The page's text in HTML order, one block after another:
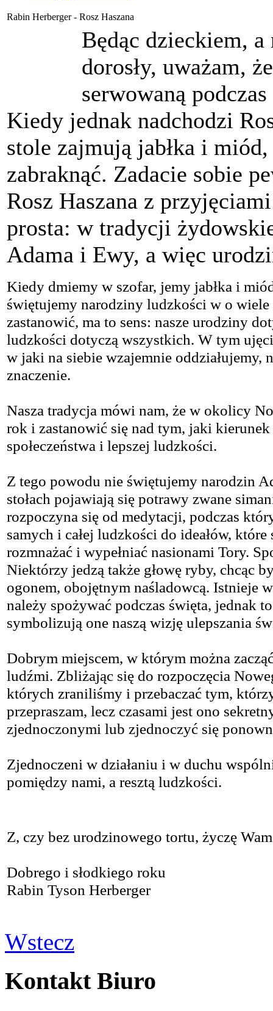
Rabin Herberger - Rosz Haszana
Będąc dzieckiem,
dorosły, uważam,
serwowaną
Kiedy jednak nadchodzi
stole zajmują jabłka i
zabraknąć. Zadacie sobie
Rosz Haszana z
prosta: w tradycji
Adama i Ewy, a więc
Kiedy dmiemy w szofar, jemy jabłka i
świętujemy narodziny ludzkości w o wiele
zastanowić, ma to sens: nasze urodziny
ludzkości dotyczą wszystkich. W tym
w jaki na siebie wzajemnie oddziałujemy,
znaczenie.
Nasza tradycja mówi nam, że w okolicy
rok i zastanowić się nad tym, jaki
społeczeństwa i lepszej ludzkości.
Z tego powodu nie świętujemy narodzin
stołach pojawiają się potrawy zwane
rozpoczyna się od medytacji, podczas
samych i całej ludzkości do ideałów,
rozmnażać i wypełniać nasionami Tory.
Niektórzy jedzą także głowę ryby, chcąc
ogonem, obojętnym naśladowcą. Istnieje
należy spożywać podczas święta, jednak
symbolizują one naszą wizję ulepszania
Dobrym miejscem, w którym można
ludźmi. Zbliżając się do rozpoczęcia
których zraniliśmy i przebaczać tym,
przepraszam, lecz czasami jest ono
zjednoczonymi lub zjednoczyć się
Zjednoczeni w działaniu i w duchu
pomiędzy nami, a resztą ludzkości.
Z, czy bez urodzinowego tortu, życzę
Dobrego i słodkiego roku
Rabin Tyson Herberger
Wstecz
Kontakt Biuro